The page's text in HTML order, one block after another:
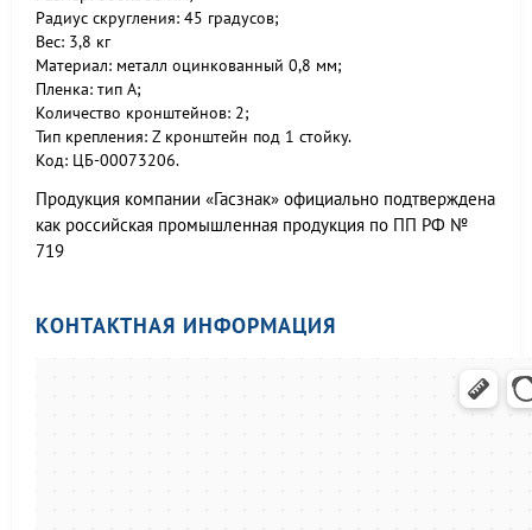
Радиус скругления: 45 градусов;
Вес: 3,8 кг
Материал: металл оцинкованный 0,8 мм;
Пленка: тип А;
Количество кронштейнов: 2;
Тип крепления: Z кронштейн под 1 стойку.
Код: ЦБ-00073206.
Продукция компании «Гасзнак» официально подтверждена
как российская промышленная продукция по ПП РФ №
719
КОНТАКТНАЯ ИНФОРМАЦИЯ